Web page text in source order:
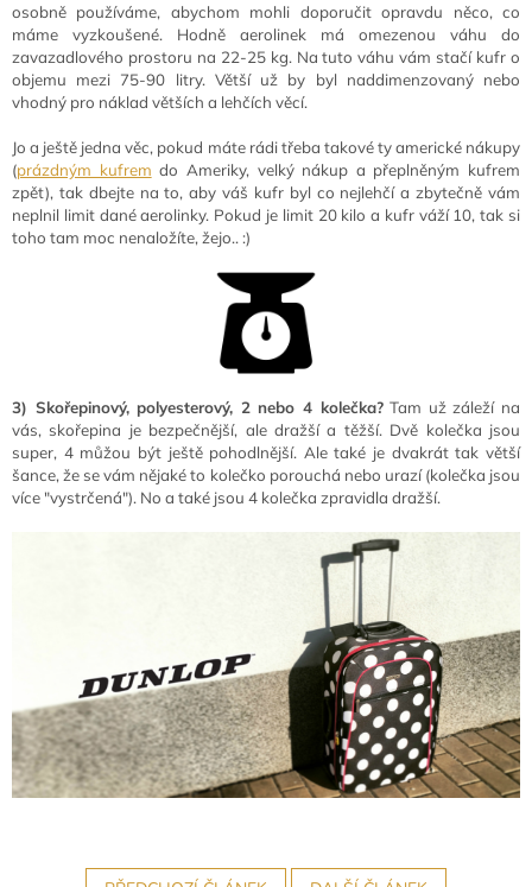
osobně používáme, abychom mohli doporučit opravdu něco, co
máme vyzkoušené. Hodně aerolinek má omezenou váhu do
zavazadlového prostoru na 22-25 kg. Na tuto váhu vám stačí kufr o
objemu mezi 75-90 litry. Větší už by byl naddimenzovaný nebo
vhodný pro náklad větších a lehčích věcí.
Jo a ještě jedna věc, pokud máte rádi třeba takové ty americké nákupy
(prázdným kufrem do Ameriky, velký nákup a přeplněným kufrem
zpět), tak dbejte na to, aby váš kufr byl co nejlehčí a zbytečně vám
neplnil limit dané aerolinky. Pokud je limit 20 kilo a kufr váží 10, tak si
toho tam moc nenaložíte, žejo.. :)
3) Skořepinový, polyesterový, 2 nebo 4 kolečka?Tam už záleží na
vás, skořepina je bezpečnější, ale dražší a těžší. Dvě kolečka jsou
super, 4 můžou být ještě pohodlnější. Ale také je dvakrát tak větší
šance, že se vám nějaké to kolečko porouchá nebo urazí (kolečka jsou
více "vystrčená"). No a také jsou 4 kolečka zpravidla dražší.